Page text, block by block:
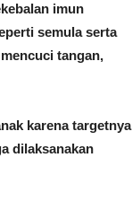
imun
semula serta
tangan,
karena targetnya
dilaksanakan